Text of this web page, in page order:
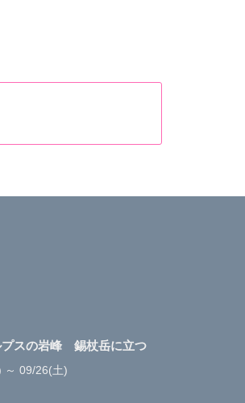
プスの岩峰 錫杖岳に立つ
～ 09/26(土)